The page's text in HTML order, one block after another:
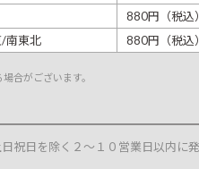
880円（税込）
南東北
880円（税込）
合がございます。
祝日を除く２～１０営業日以内に